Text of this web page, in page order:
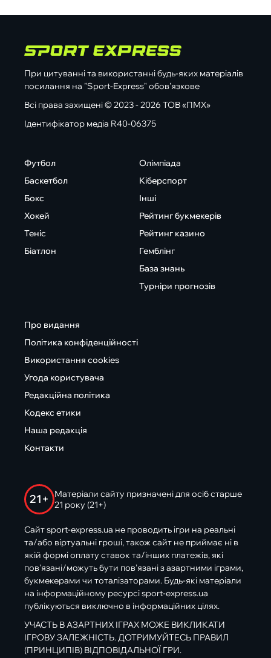
При цитуванні та використанні будь-яких матеріалів
посилання на "Sport-Express" обов'язкове
Всі права захищені © 2023 - 2026 ТОВ «ПМХ»
Ідентифікатор медіа R40-06375
Футбол
Баскетбол
Бокс
Хокей
Теніс
Біатлон
Олімпіада
Кіберспорт
Інші
Рейтинг букмекерів
Рейтинг казино
Гемблінг
База знань
Турніри прогнозів
Про видання
Політика конфіденційності
Використання cookies
Угода користувача
Редакційна політика
Кодекс етики
Наша редакція
Контакти
21+
Матеріали сайту призначені для осіб старше
21 року (21+)
Сайт sport-express.ua не проводить ігри на реальні
та/або віртуальні гроші, також сайт не приймає ні в
якій формі оплату ставок та/інших платежів, які
пов’язані/можуть бути пов’язані з азартними іграми,
букмекерами чи тоталізаторами. Будь-які матеріали
на інформаційному ресурсі sport-express.ua
публікуються виключно в інформаційних цілях.
УЧАСТЬ В АЗАРТНИХ ІГРАХ МОЖЕ ВИКЛИКАТИ
ІГРОВУ ЗАЛЕЖНІСТЬ. ДОТРИМУЙТЕСЬ ПРАВИЛ
(ПРИНЦИПІВ) ВІДПОВІДАЛЬНОЇ ГРИ.